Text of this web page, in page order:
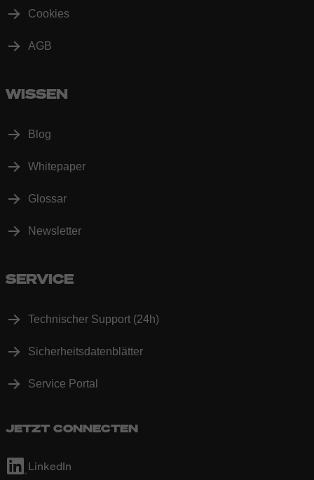
Cookies
AGB
WISSEN
Blog
Whitepaper
Glossar
Newsletter
SERVICE
Technischer Support (24h)
Sicherheitsdatenblätter
Service Portal
JETZT CONNECTEN
LinkedIn